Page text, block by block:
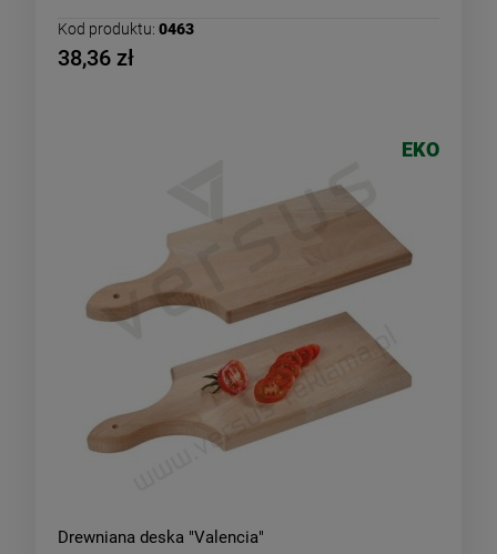
Kod produktu: 0463
38,36 zł
Drewniana deska "Valencia"
EKO